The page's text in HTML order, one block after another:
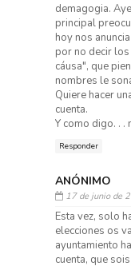
demagogia.
principal
hoy nos
por no decir
cáusa", que
nombres le
Quiere hacer
cuenta.
Y como digo. . .
Responder
ANÓNIMO
17 de junio de
Esta vez, solo
elecciones os
ayuntamiento
cuenta, que